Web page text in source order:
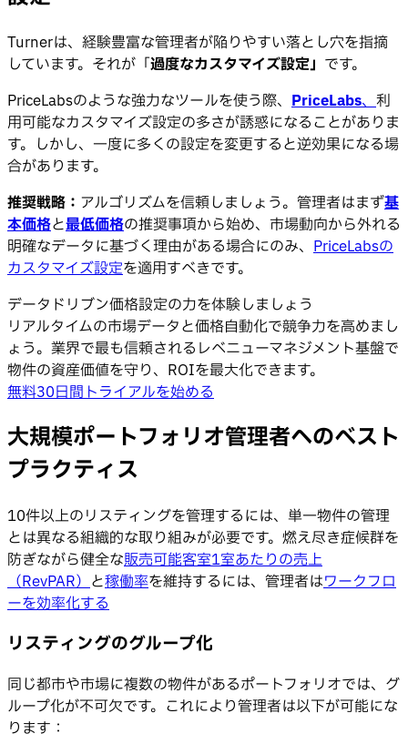
Turnerは、経験豊富な管理者が陥りやすい落とし穴を指摘
しています。それが「過度なカスタマイズ設定」 です。
PriceLabsのような強力なツールを使う際、 PriceLabs、 利
用可能なカスタマイズ設定の多さが誘惑になることがありま
す。しかし、一度に多くの設定を変更すると逆効果になる場
合があります。
推奨戦略： アルゴリズムを信頼しましょう。管理者はまず基
本価格と最低価格の推奨事項から始め、市場動向から外れる
明確なデータに基づく理由がある場合にのみ、 PriceLabsの
カスタマイズ設定を適用すべきです。
データドリブン価格設定の力を体験しましょう
リアルタイムの市場データと価格自動化で競争力を高めまし
ょう。業界で最も信頼されるレベニューマネジメント基盤で
物件の資産価値を守り、ROIを最大化できます。
無料30日間トライアルを始める
大規模ポートフォリオ管理者へのベスト
プラクティス
10件以上のリスティングを管理するには、単一物件の管理
とは異なる組織的な取り組みが必要です。燃え尽き症候群を
防ぎながら健全な販売可能客室1室あたりの売上
（RevPAR） と稼働率を維持するには、管理者はワークフロ
ーを効率化する
リスティングのグループ化
同じ都市や市場に複数の物件があるポートフォリオでは、グ
ループ化が不可欠です。これにより管理者は以下が可能にな
ります：